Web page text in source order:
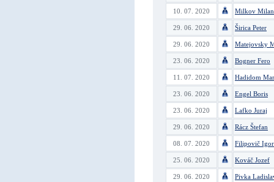
10. 07. 2020 Milkov Milan
29. 06. 2020 Širica Peter
29. 06. 2020 Matejovsky
23. 06. 2020 Bogner Fero
11. 07. 2020 Hadidom
23. 06. 2020 Engel Boris
23. 06. 2020 Lafko Juraj
29. 06. 2020 Rácz Štefan
08. 07. 2020 Filipovič Igor
25. 06. 2020 Kováč Jozef
29. 06. 2020 Pivka